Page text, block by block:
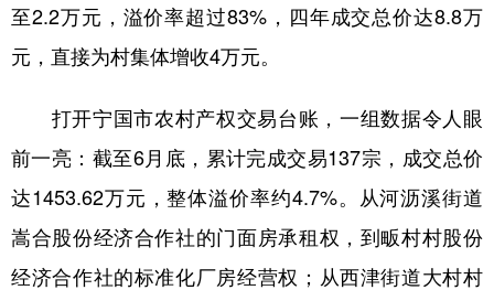
至2.2万元，溢价率超过83%，四年成交总价达8.8万
元，直接为村集体增收4万元。
打开宁国市农村产权交易台账，一组数据令人眼
前一亮：截至6月底，累计完成交易137宗，成交总价
达1453.62万元，整体溢价率约4.7%。从河沥溪街道
嵩合股份经济合作社的门面房承租权，到畈村村股份
经济合作社的标准化厂房经营权；从西津街道大村村